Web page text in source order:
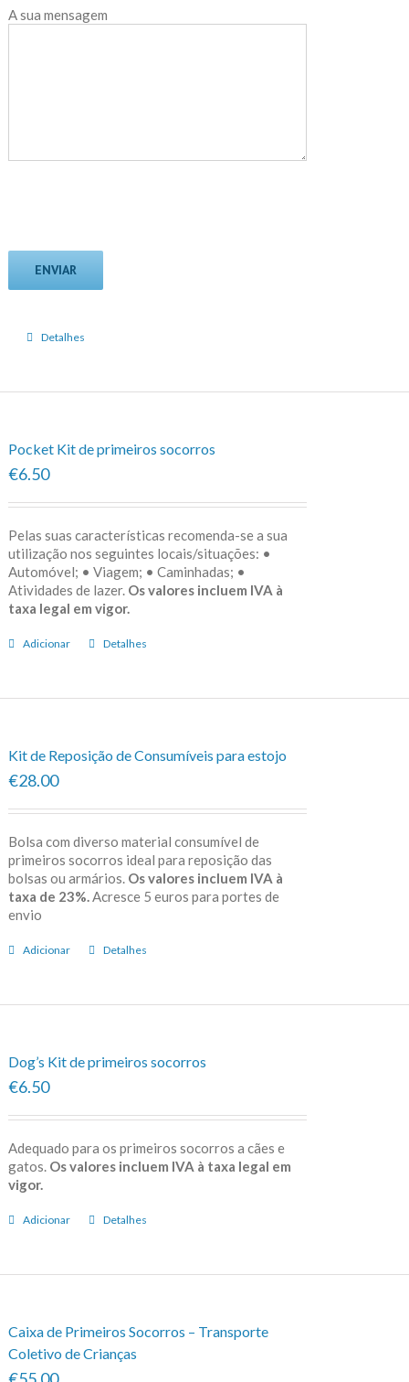
A sua mensagem
Detalhes
Pocket Kit de primeiros socorros
€6.50
Pelas suas características recomenda-se a sua
utilização nos seguintes locais/situações: •
Automóvel; • Viagem; • Caminhadas; •
Atividades de lazer. Os valores incluem IVA à
taxa legal em vigor.
Adicionar Detalhes
Kit de Reposição de Consumíveis para estojo
€28.00
Bolsa com diverso material consumível de
primeiros socorros ideal para reposição das
bolsas ou armários. Os valores incluem IVA à
taxa de 23%. Acresce 5 euros para portes de
envio
Adicionar Detalhes
Dog’s Kit de primeiros socorros
€6.50
Adequado para os primeiros socorros a cães e
gatos. Os valores incluem IVA à taxa legal em
vigor.
Adicionar Detalhes
Caixa de Primeiros Socorros – Transporte
Coletivo de Crianças
€55.00